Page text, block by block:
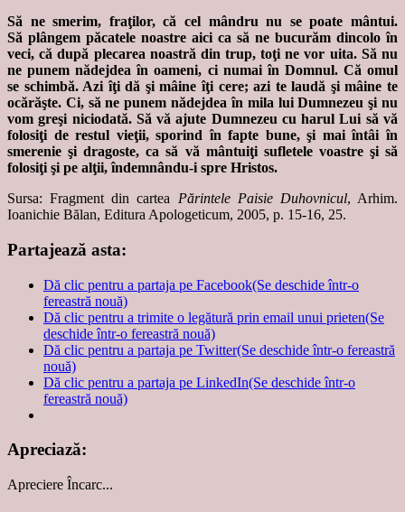
Să ne smerim, fraţilor, că cel mândru nu se poate mântui.
Să plângem păcatele noastre aici ca să ne bucurăm dincolo în
veci, că după plecarea noastră din trup, toţi ne vor uita. Să nu
ne punem nădejdea în oameni, ci numai în Domnul. Că omul
se schimbă. Azi îţi dă şi mâine îţi cere; azi te laudă şi mâine te
ocărăşte. Ci, să ne punem nădejdea în mila lui Dumnezeu şi nu
vom greşi niciodată. Să vă ajute Dumnezeu cu harul Lui să vă
folosiţi de restul vieţii, sporind în fapte bune, şi mai întâi în
smerenie şi dragoste, ca să vă mântuiţi sufletele voastre şi să
folosiţi şi pe alţii, îndemnându-i spre Hristos.
Sursa: Fragment din cartea Părintele Paisie Duhovnicul, Arhim.
Ioanichie Bălan, Editura Apologeticum, 2005, p. 15-16, 25.
Partajează asta:
Dă clic pentru a partaja pe Facebook(Se deschide într-o
fereastră nouă)
Dă clic pentru a trimite o legătură prin email unui prieten(Se
deschide într-o fereastră nouă)
Dă clic pentru a partaja pe Twitter(Se deschide într-o fereastră
nouă)
Dă clic pentru a partaja pe LinkedIn(Se deschide într-o
fereastră nouă)
Apreciază:
Apreciere Încarc...